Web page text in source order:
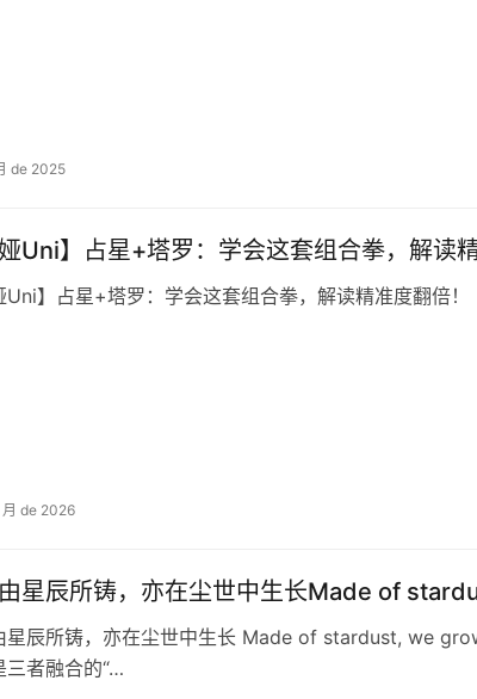
de 2025
娅Uni】占星+塔罗：学会这套组合拳，解读
Uni】占星+塔罗：学会这套组合拳，解读精准度翻倍！
de 2026
星辰所铸，亦在尘世中生长Made of
星辰所铸，亦在尘世中生长 Made of stardust, we
三者融合的“…